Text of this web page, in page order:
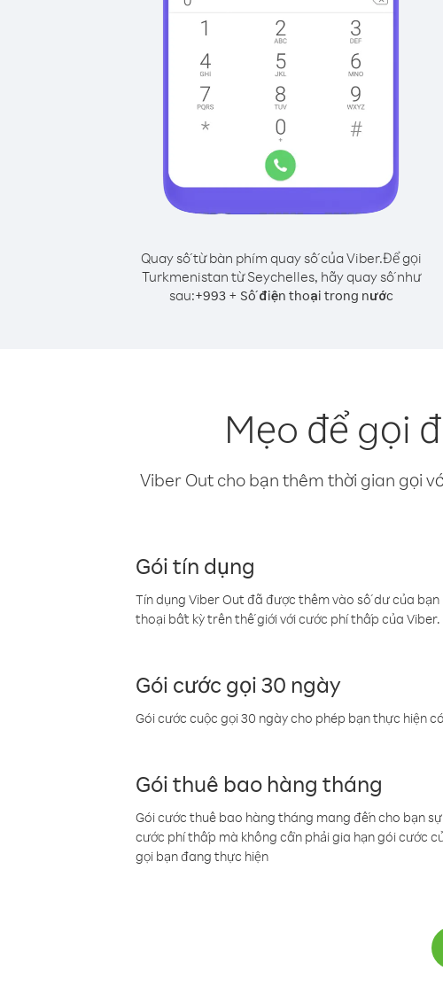
Quay số từ bàn phím quay số của Viber.Để gọi
Turkmenistan từ Seychelles, hãy quay số như
sau:+993+ Số điện thoại trong nước
Mẹo để gọi
Viber Out cho bạn thêm thời gian gọi
Gói tín dụng
Tín dụng Viber Out đã được thêm vào số dư của
thoại bất kỳ trên thế giới với cước phí thấp của Viber.
Gói cước gọi 30 ngày
Gói cước cuộc gọi 30 ngày cho phép bạn thực hiện
Gói thuê bao hàng tháng
Gói cước thuê bao hàng tháng mang đến cho bạn
cước phí thấp mà không cần phải gia hạn gói cước
gọi bạn đang thực hiện